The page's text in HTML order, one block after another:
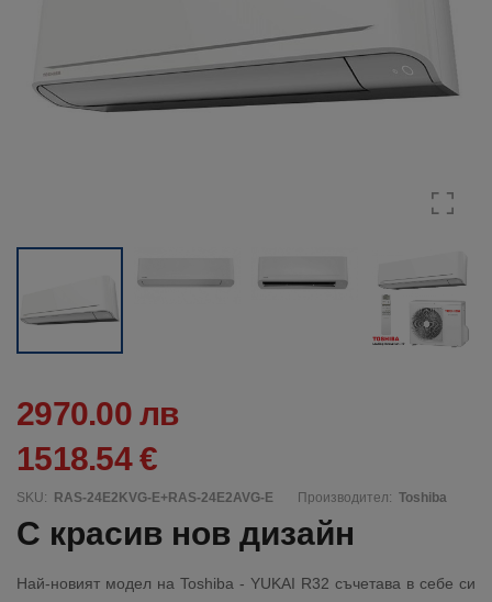
2970.00 лв
1518.54 €
SKU: RAS-24E2KVG-E+RAS-24E2AVG-E Производител: Toshiba
С красив нов дизайн
Най-новият модел на Toshiba - YUKAI R32 съчетава в себе си